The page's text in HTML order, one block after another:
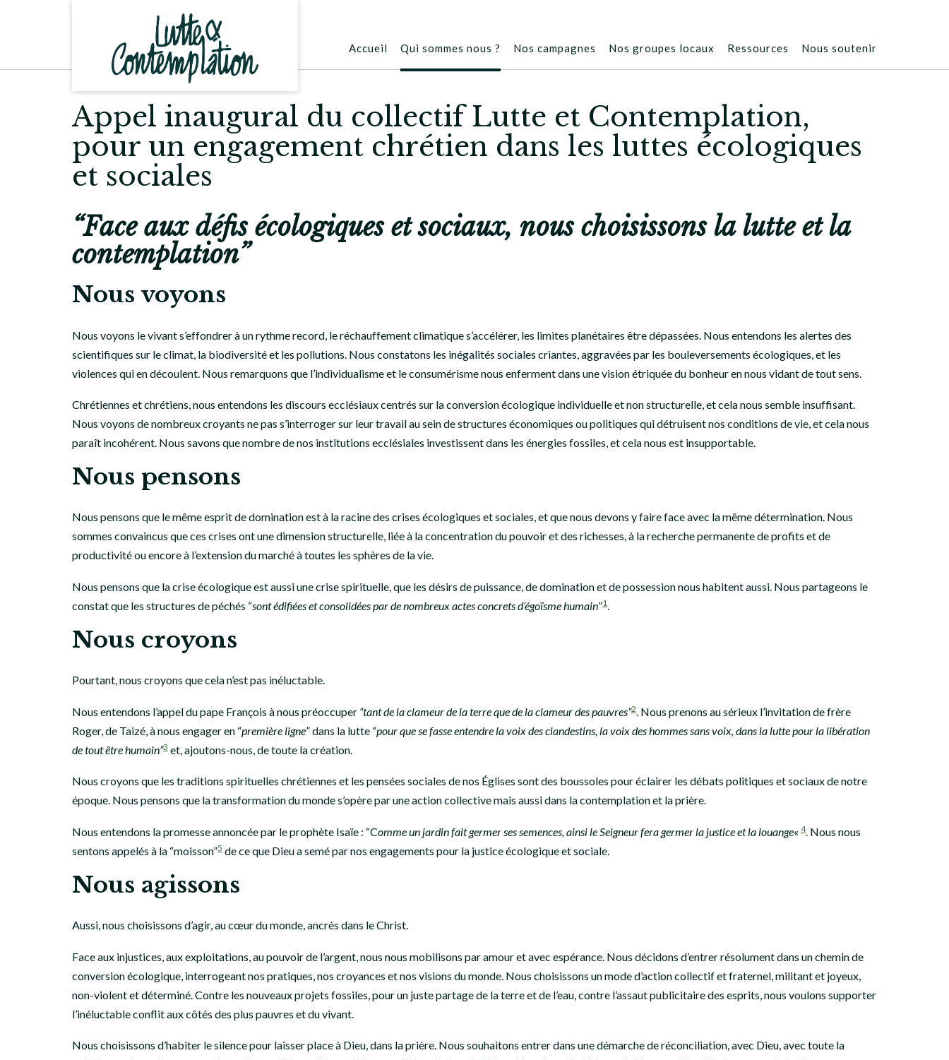
Accueil Qui sommes nous ? Nos campagnes Nos groupes locaux Ressources Nous soutenir
Appel inaugural du collectif Lutte et Contemplation,
pour un engagement chrétien dans les luttes écologiques
et sociales
“Face aux défis écologiques et sociaux, nous choisissons la lutte et la
contemplation”
Nous voyons
Nous voyons le vivant s’effondrer à un rythme record, le réchauffement climatique s’accélérer, les limites planétaires être dépassées. Nous entendons les alertes des
scientifiques sur le climat, la biodiversité et les pollutions. Nous constatons les inégalités sociales criantes, aggravées par les bouleversements écologiques, et les
violences qui en découlent. Nous remarquons que l’individualisme et le consumérisme nous enferment dans une vision étriquée du bonheur en nous vidant de tout sens.
Chrétiennes et chrétiens, nous entendons les discours ecclésiaux centrés sur la conversion écologique individuelle et non structurelle, et cela nous semble insuffisant.
Nous voyons de nombreux croyants ne pas s’interroger sur leur travail au sein de structures économiques ou politiques qui détruisent nos conditions de vie, et cela nous
paraît incohérent. Nous savons que nombre de nos institutions ecclésiales investissent dans les énergies fossiles, et cela nous est insupportable.
Nous pensons
Nous pensons que le même esprit de domination est à la racine des crises écologiques et sociales, et que nous devons y faire face avec la même détermination. Nous
sommes convaincus que ces crises ont une dimension structurelle, liée à la concentration du pouvoir et des richesses, à la recherche permanente de profits et de
productivité ou encore à l’extension du marché à toutes les sphères de la vie.
Nous pensons que la crise écologique est aussi une crise spirituelle, que les désirs de puissance, de domination et de possession nous habitent aussi. Nous partageons le
constat que les structures de péchés “sont édifiées et consolidées par de nombreux actes concrets d’égoïsme humain”1.
Nous croyons
Pourtant, nous croyons que cela n’est pas inéluctable.
Nous entendons l’appel du pape François à nous préoccuper “tant de la clameur de la terre que de la clameur des pauvres”2 . Nous prenons au sérieux l’invitation de frère
Roger, de Taizé, à nous engager en “première ligne” dans la lutte “pour que se fasse entendre la voix des clandestins, la voix des hommes sans voix, dans la lutte pour la libération
de tout être humain”3 et, ajoutons-nous, de toute la création.
Nous croyons que les traditions spirituelles chrétiennes et les pensées sociales de nos Églises sont des boussoles pour éclairer les débats politiques et sociaux de notre
époque. Nous pensons que la transformation du monde s’opère par une action collective mais aussi dans la contemplation et la prière.
Nous entendons la promesse annoncée par le prophète Isaïe : “Comme un jardin fait germer ses semences, ainsi le Seigneur fera germer la justice et la louange« 4. Nous nous
sentons appelés à la “moisson”5 de ce que Dieu a semé par nos engagements pour la justice écologique et sociale.
Nous agissons
Aussi, nous choisissons d’agir, au cœur du monde, ancrés dans le Christ.
Face aux injustices, aux exploitations, au pouvoir de l’argent, nous nous mobilisons par amour et avec espérance. Nous décidons d’entrer résolument dans un chemin de
conversion écologique, interrogeant nos pratiques, nos croyances et nos visions du monde. Nous choisissons un mode d’action collectif et fraternel, militant et joyeux,
non-violent et déterminé. Contre les nouveaux projets fossiles, pour un juste partage de la terre et de l’eau, contre l’assaut publicitaire des esprits, nous voulons supporter
l’inéluctable conflit aux côtés des plus pauvres et du vivant.
Nous choisissons d’habiter le silence pour laisser place à Dieu, dans la prière. Nous souhaitons entrer dans une démarche de réconciliation, avec Dieu, avec toute la